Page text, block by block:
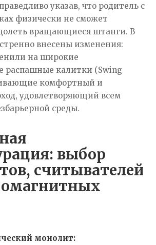
указав, что родитель с
физически не сможет
вращающиеся штанги. В
внесены изменения:
на широкие
распашные калитки (Swing
комфортный и
удовлетворяющий всем
среды.
выбор
считывателей
монолит: